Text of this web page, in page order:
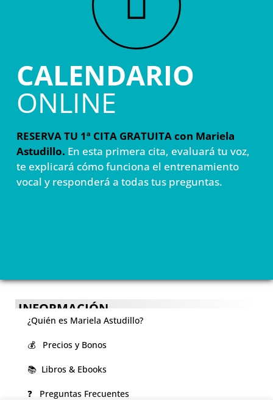
CALENDARIO
ONLINE
RESERVA TU 1ª CITA GRATUITA con Mariela
Astudillo. En esta primera cita, evaluará tu voz,
te explicará cómo funciona el entrenamiento
vocal y responderá a todas tus preguntas.
INFORMACIÓN
¿Quién es Mariela Astudillo?
💰 Precios y Bonos
📚 Libros & Ebooks
❓ Preguntas Frecuentes